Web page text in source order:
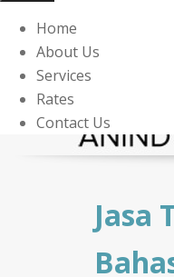
Home
About Us
Services
Rates
Contact Us
Jasa